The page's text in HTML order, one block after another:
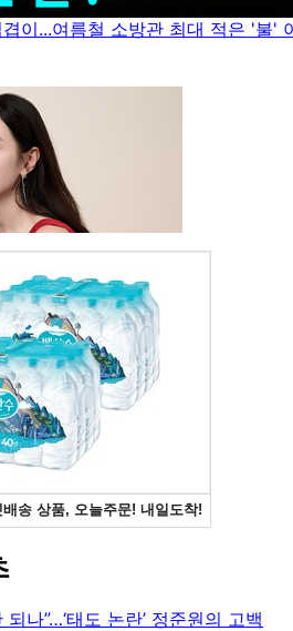
이...여름철 소방관 최대 적은 '불'
나”…‘태도 논란’ 정준원의 고백